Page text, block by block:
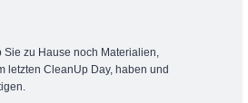
Sie zu Hause noch Materialien,
letzten CleanUp Day, haben und